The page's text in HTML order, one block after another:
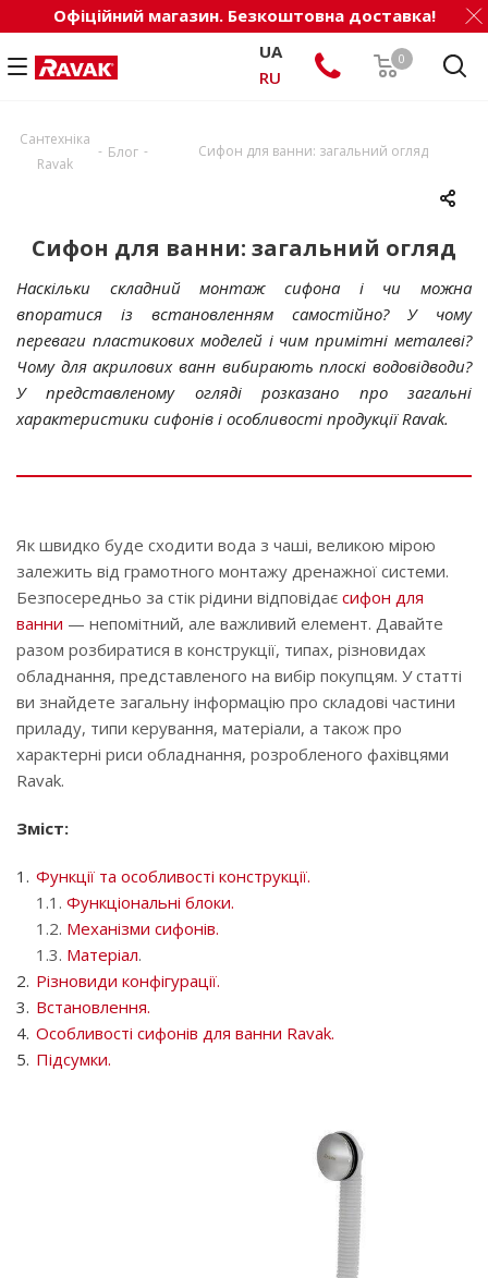
Офіційний магазин. Безкоштовна доставка!
0
UA
RU
Сантехніка
Ravak
- Блог - Сифон для ванни: загальний огляд
Сифон для ванни: загальний огляд
Наскільки складний монтаж сифона і чи можна
впоратися із встановленням самостійно? У чому
переваги пластикових моделей і чим примітні металеві?
Чому для акрилових ванн вибирають плоскі водовідводи?
У представленому огляді розказано про загальні
характеристики сифонів і особливості продукції Ravak.
Як швидко буде сходити вода з чаші, великою мірою
залежить від грамотного монтажу дренажної системи.
Безпосередньо за стік рідини відповідає сифон для
ванни — непомітний, але важливий елемент. Давайте
разом розбиратися в конструкції, типах, різновидах
обладнання, представленого на вибір покупцям. У статті
ви знайдете загальну інформацію про складові частини
приладу, типи керування, матеріали, а також про
характерні риси обладнання, розробленого фахівцями
Ravak.
Зміст:
Функції та особливості конструкції.
1.1. Функціональні блоки.
1.2. Механізми сифонів.
1.3. Матеріал.
Різновиди конфігурації.
Встановлення.
Особливості сифонів для ванни Ravak.
Підсумки.